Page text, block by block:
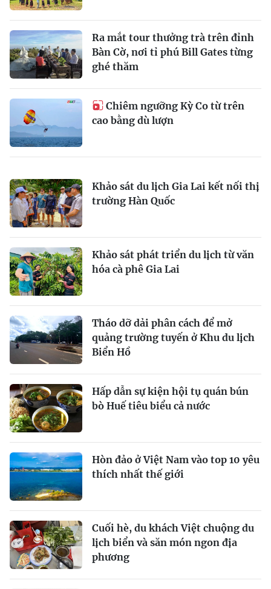
Ra mắt tour thưởng trà trên đỉnh
Bàn Cờ, nơi tỉ phú Bill Gates từng
ghé thăm
Chiêm ngưỡng Kỳ Co từ trên
cao bằng dù lượn
Khảo sát du lịch Gia Lai kết nối thị
trường Hàn Quốc
Khảo sát phát triển du lịch từ văn
hóa cà phê Gia Lai
Tháo dỡ dải phân cách để mở
quảng trường tuyến ở Khu du lịch
Biển Hồ
Hấp dẫn sự kiện hội tụ quán bún
bò Huế tiêu biểu cả nước
Hòn đảo ở Việt Nam vào top 10 yêu
thích nhất thế giới
Cuối hè, du khách Việt chuộng du
lịch biển và săn món ngon địa
phương